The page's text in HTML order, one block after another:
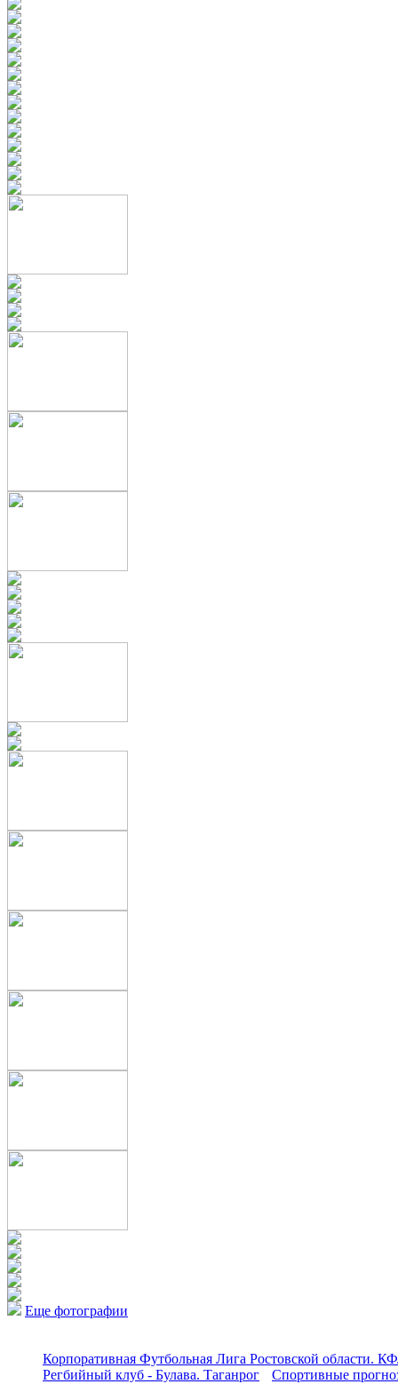
Еще фотографии
Корпоративная Футбольная Лига Ростовской области.
Регбийный клуб - Булава. Таганрог
Спортивные